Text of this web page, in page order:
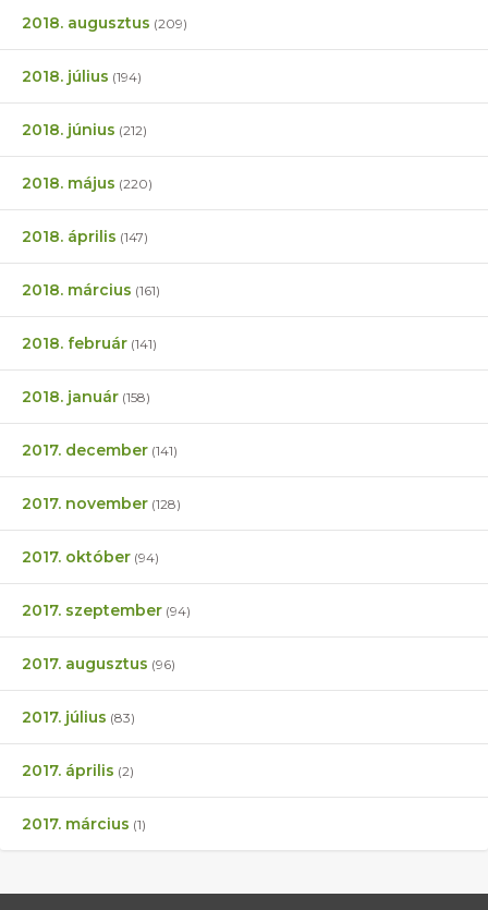
2018. augusztus (209)
2018. július (194)
2018. június (212)
2018. május (220)
2018. április (147)
2018. március (161)
2018. február (141)
2018. január (158)
2017. december (141)
2017. november (128)
2017. október (94)
2017. szeptember (94)
2017. augusztus (96)
2017. július (83)
2017. április (2)
2017. március (1)